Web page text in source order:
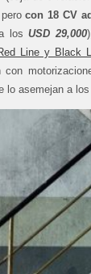
perocon 18 CV
losUSD 29,000
Line y Black
con
lo asemejan a